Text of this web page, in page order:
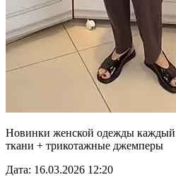
Новинки женской одежды каждый
ткани + трикотажные джемперы
Дата: 16.03.2026 12:20